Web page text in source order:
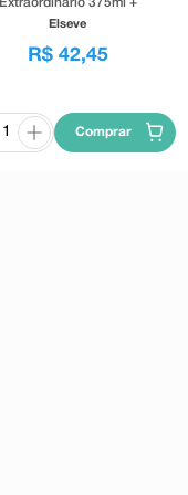
Condicionador 170ml
Elseve
R$ 42,45
Comprar